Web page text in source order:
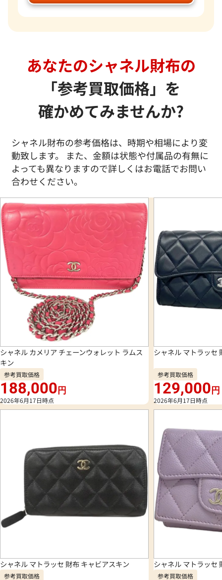
あなたのシャネル財布の
「参考買取価格」を
確かめてみませんか?
シャネル財布の参考価格は、時期や相場により変
動致します。 また、金額は状態や付属品の有無に
よっても異なりますので詳しくはお電話でお問い
合わせください。
シャネル カメリア チェーンウォレット ラムス
キン
参考買取価格
188,000円
2026年6月17日時点
シャネル マトラッセ
参考買取価格
129,000円
2026年6月17日時点
シャネル マトラッセ 財布 キャビアスキン
参考買取価格
シャネル マトラッセ
参考買取価格